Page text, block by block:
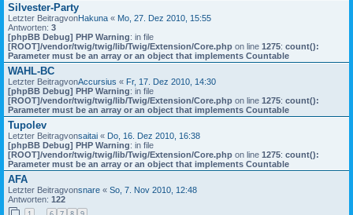
Silvester-Party
Letzter BeitragvonHakuna « Mo, 27. Dez 2010, 15:55
Antworten: 3
[phpBB Debug] PHP Warning: in file
[ROOT]/vendor/twig/twig/lib/Twig/Extension/Core.php on line 1275: count():
Parameter must be an array or an object that implements Countable
WAHL-BC
Letzter BeitragvonAccursius « Fr, 17. Dez 2010, 14:30
[phpBB Debug] PHP Warning: in file
[ROOT]/vendor/twig/twig/lib/Twig/Extension/Core.php on line 1275: count():
Parameter must be an array or an object that implements Countable
Tupolev
Letzter Beitragvonsaitai « Do, 16. Dez 2010, 16:38
[phpBB Debug] PHP Warning: in file
[ROOT]/vendor/twig/twig/lib/Twig/Extension/Core.php on line 1275: count():
Parameter must be an array or an object that implements Countable
AFA
Letzter Beitragvonsnare « So, 7. Nov 2010, 12:48
Antworten: 122